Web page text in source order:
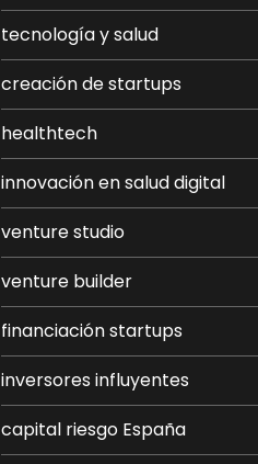
tecnología y salud
creación de startups
healthtech
innovación en salud digital
venture studio
venture builder
financiación startups
inversores influyentes
capital riesgo España